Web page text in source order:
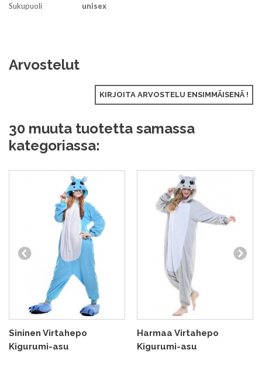
Sukupuoli unisex
Arvostelut
KIRJOITA ARVOSTELU ENSIMMÄISENÄ !
30 muuta tuotetta samassa
kategoriassa:
Sininen Virtahepo
Kigurumi-asu
Harmaa Virtahepo
Kigurumi-asu